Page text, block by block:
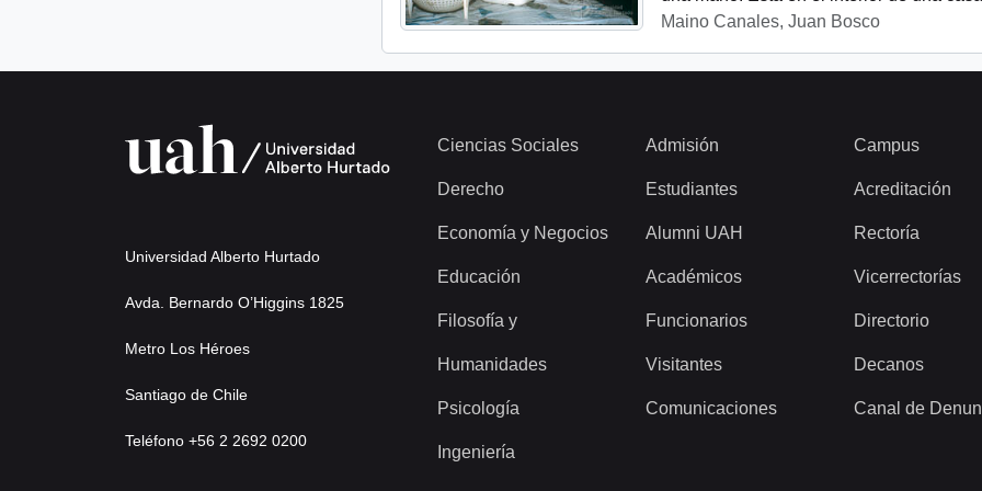
Maino Canales, Juan Bosco
Universidad Alberto Hurtado
Avda. Bernardo O’Higgins 1825
Metro Los Héroes
Santiago de Chile
Teléfono +56 2 2692 0200
Ciencias Sociales
Derecho
Economía y Negocios
Educación
Filosofía y
Humanidades
Psicología
Ingeniería
Admisión
Estudiantes
Alumni UAH
Académicos
Funcionarios
Visitantes
Comunicaciones
Campus
Acreditación
Rectoría
Vicerrectorías
Directorio
Decanos
Canal de